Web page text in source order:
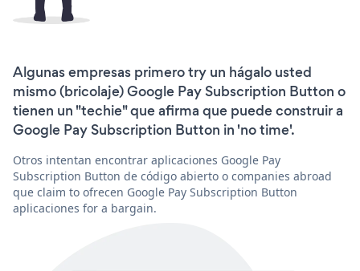
Algunas empresas primero try un hágalo usted
mismo (bricolaje) Google Pay Subscription Button o
tienen un "techie" que afirma que puede construir a
Google Pay Subscription Button in 'no time'.
Otros intentan encontrar aplicaciones Google Pay
Subscription Button de código abierto o companies abroad
que claim to ofrecen Google Pay Subscription Button
aplicaciones for a bargain.